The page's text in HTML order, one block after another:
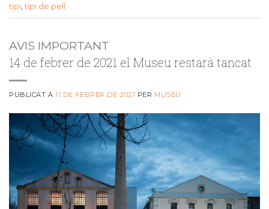
tipi tipi de pell
AVIS IMPORTANT
14 de febrer de 2021 el Museu restarà tancat
PUBLICAT A11 DE FEBRER DE 2021 PER MUSEU